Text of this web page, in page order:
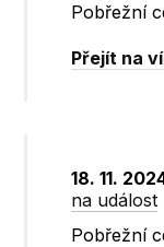
Pobřežní
Přejít na
18. 11.
na událost
Pobřežní